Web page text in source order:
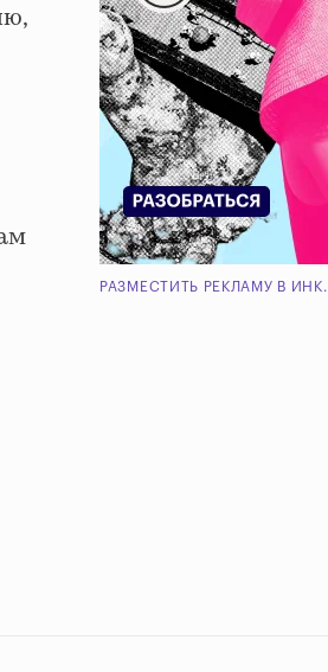
РАЗМЕСТИТЬ РЕКЛАМУ В ИНК.